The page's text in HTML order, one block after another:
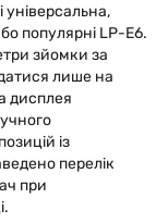
популярні LP-E6.
зйомки за
лише на
дисплея
із
перелік
при